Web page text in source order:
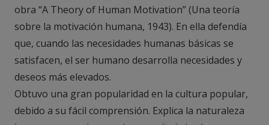
obra “A Theory of Human Motivation” (Una teoría
sobre la motivación humana, 1943). En ella defendía
que, cuando las necesidades humanas básicas se
satisfacen, el ser humano desarrolla necesidades y
deseos más elevados.
Obtuvo una gran popularidad en la cultura popular,
debido a su fácil comprensión. Explica la naturaleza